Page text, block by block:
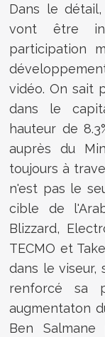
Dans le
vont être
participation
vidéo. On sait
dans le
hauteur de
auprès du
toujours à
n'est pas le
cible de
Blizzard,
TECMO et
dans le viseur,
renforcé sa
augmentaton
Ben Salmane